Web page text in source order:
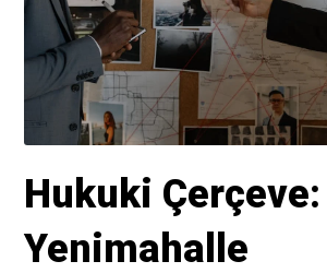
Hukuki Çerçeve:
Yenimahalle